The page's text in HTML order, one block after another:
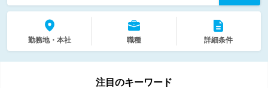
勤務地・本社 職種 詳細条件
注目のキーワード